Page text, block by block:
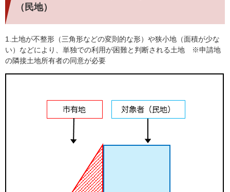
（民地）
1.土地が不整形（三角形などの変則的な形）や狭小地（面積が少な
い）などにより、単独での利用が困難と判断される土地 ※申請地
の隣接土地所有者の同意が必要